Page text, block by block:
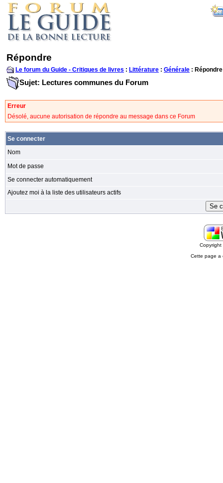
Répondre
Le forum du Guide - Critiques de livres : Littérature : Générale : Répondre
Sujet: Lectures communes du Forum
Erreur
Désolé, aucune autorisation de répondre au message dans ce Forum
Se connecter
Nom
Mot de passe
Se connecter automatiquement
Ajoutez moi à la liste des utilisateurs actifs
Cette page a